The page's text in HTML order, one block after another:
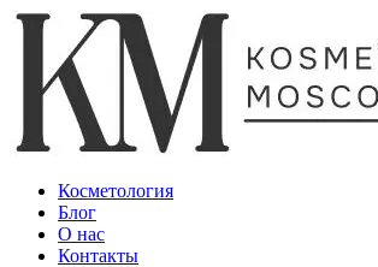
Косметология
Блог
О нас
Контакты